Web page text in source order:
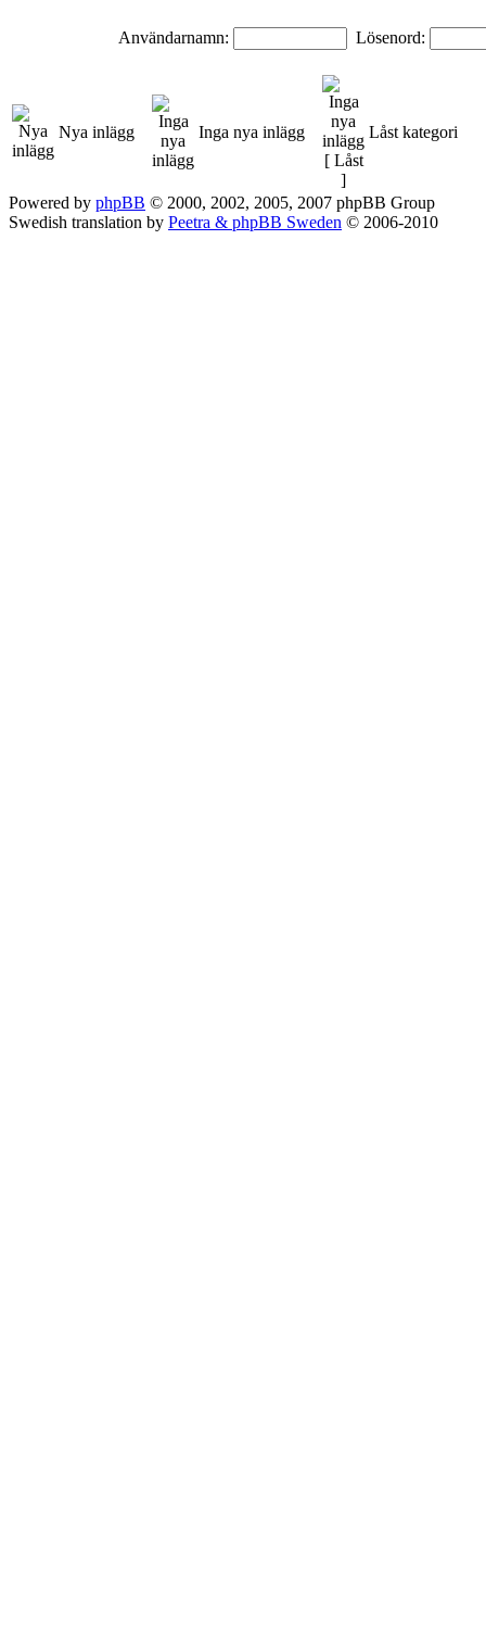
Användarnamn: Lösenord:
Nya inlägg Inga nya inlägg Låst kategori
Powered by phpBB © 2000, 2002, 2005, 2007 phpBB Group
Swedish translation by Peetra & phpBB Sweden © 2006-2010